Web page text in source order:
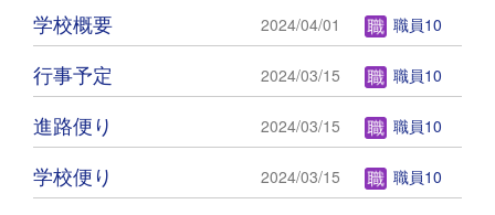
学校概要 2024/04/01 職員10
行事予定 2024/03/15 職員10
進路便り 2024/03/15 職員10
学校便り 2024/03/15 職員10